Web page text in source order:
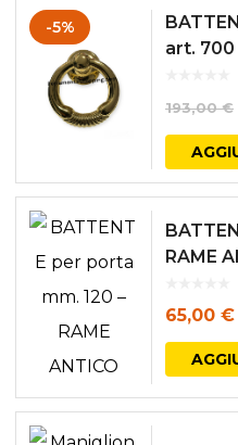
-5%
art. 700
193,00€
RAME
65,00 €